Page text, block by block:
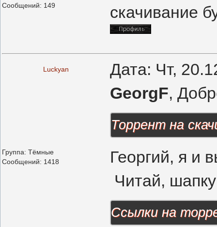
Сообщений: 149
скачивание
Luckyan Дата: Чт,
Группа: Тёмные
Сообщений: 1418
GeorgF,
Торрент на
Георгий, я и
Читай,
Ссылки на